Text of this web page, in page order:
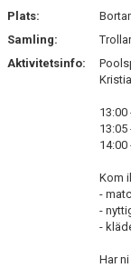
Plats:
Samling:
Aktivitetsinfo:
13:00
Kom
-
-
-
Har